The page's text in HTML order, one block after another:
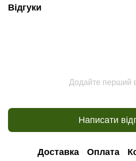
Відгуки
Додайте перший
Написати
Доставка Оплата